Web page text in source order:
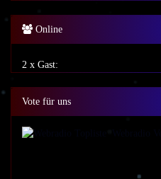
Online
2 x Gast:
Vote für uns